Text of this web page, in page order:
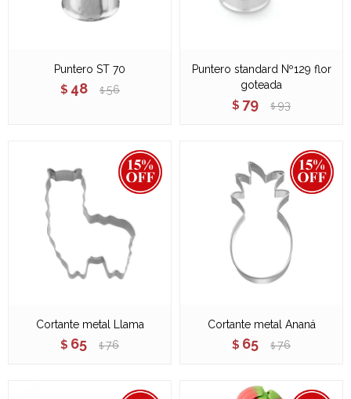
Puntero ST 70
$ 48 $ 56
Puntero standard Nº129 flor
goteada
$ 79 $ 93
Cortante metal Llama
$ 65 $ 76
Cortante metal Ananá
$ 65 $ 76